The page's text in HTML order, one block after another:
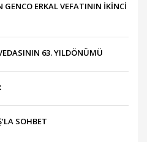
ERKAL VEFATININ İKİNCİ
63. YILDÖNÜMÜ
SOHBET